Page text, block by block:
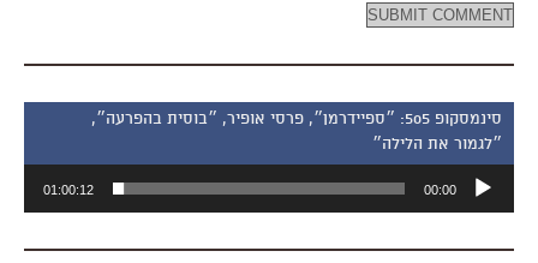
סינמסקופ 505: ״ספיידרמן״, פרסי אופיר, ״בוסית בהפרעה״,
״לגמור את הלילה״
אודיו
00:00
01:00:12